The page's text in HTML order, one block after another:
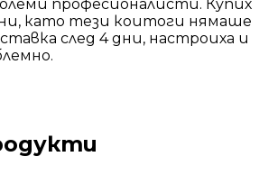
професионалисти. Купих
като тези коитоги нямаше
след 4 дни, настроиха и